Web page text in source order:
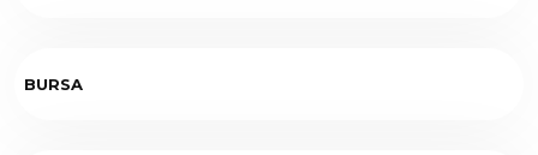
BURSA